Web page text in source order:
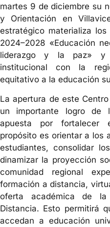
martes 9 de diciembre su
y Orientación en
estratégico materializa
2024–2028 «Educación
liderazgo y la paz» y
institucional con la
equitativo a la educación
La apertura de este
un importante logro de
apuesta por fortalecer
propósito es orientar a los
estudiantes, consolidar
dinamizar la proyección
comunidad regional
formación a distancia,
oferta académica de
Distancia. Esto permitirá
accedan a educación